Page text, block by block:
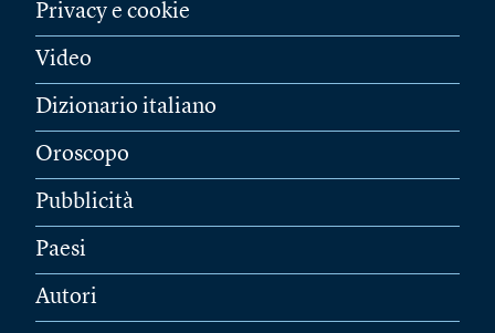
Privacy e cookie
Video
Dizionario italiano
Oroscopo
Pubblicità
Paesi
Autori